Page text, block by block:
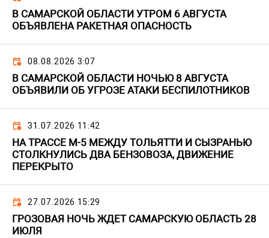
В САМАРСКОЙ ОБЛАСТИ УТРОМ 6 АВГУСТА
ОБЪЯВЛЕНА РАКЕТНАЯ ОПАСНОСТЬ
08.08.2026 3:07
В САМАРСКОЙ ОБЛАСТИ НОЧЬЮ 8 АВГУСТА
ОБЪЯВИЛИ ОБ УГРОЗЕ АТАКИ БЕСПИЛОТНИКОВ
31.07.2026 11:42
НА ТРАССЕ М-5 МЕЖДУ ТОЛЬЯТТИ И СЫЗРАНЬЮ
СТОЛКНУЛИСЬ ДВА БЕНЗОВОЗА, ДВИЖЕНИЕ
ПЕРЕКРЫТО
27.07.2026 15:29
ГРОЗОВАЯ НОЧЬ ЖДЕТ САМАРСКУЮ ОБЛАСТЬ 28
ИЮЛЯ